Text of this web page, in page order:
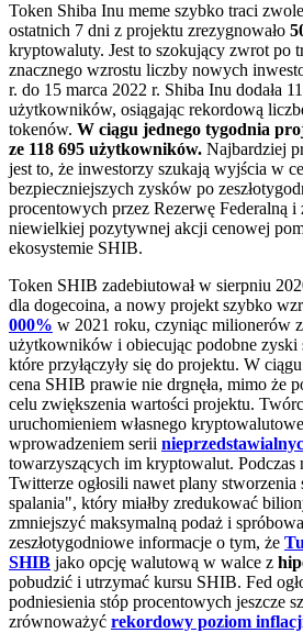
Token Shiba Inu meme szybko traci
ostatnich 7 dni z projektu zrezygnowało
kryptowaluty. Jest to szokujący zwrot po
znacznego wzrostu liczby nowych
r. do 15 marca 2022 r. Shiba Inu dodała
użytkowników, osiągając rekordową
tokenów. W ciągu jednego tygodnia
ze 118 695 użytkowników. Najbardziej
jest to, że inwestorzy szukają wyjścia w
bezpieczniejszych zysków po
procentowych przez Rezerwę Federalną i
niewielkiej pozytywnej akcji cenowej
ekosystemie SHIB.
Token SHIB zadebiutował w sierpniu
dla dogecoina, a nowy projekt szybko
000% w 2021 roku, czyniąc milionerów
użytkowników i obiecując podobne zyski
które przyłączyły się do projektu. W
cena SHIB prawie nie drgnęła, mimo że
celu zwiększenia wartości projektu.
uruchomieniem własnego
wprowadzeniem serii
towarzyszących im kryptowalut. Podczas
Twitterze ogłosili nawet plany stworzenia
spalania", który miałby zredukować
zmniejszyć maksymalną podaż i
zeszłotygodniowe informacje o tym, że
SHIB jako opcję walutową w walce z
pobudzić i utrzymać kursu SHIB. Fed
podniesienia stóp procentowych jeszcze
zrównoważyć rekordowy poziom